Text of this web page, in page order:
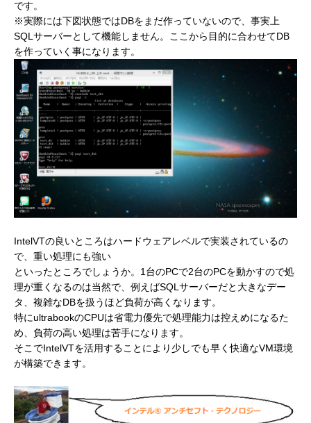
です。
※実際には下図状態ではDBをまだ作っていないので、事実上
SQLサーバーとして機能しません。 ここから目的に合わせてDB
を作っていく事になります。
IntelVTの良いところはハードウェアレベルで実装されているの
で、重い処理にも強い
といったところでしょうか。 1台のPCで2台のPCを動かすので処
理が重くなるのは当然で、例えばSQLサーバーだと大きなデー
タ、複雑なDBを扱うほど負荷が高くなります。
特にultrabookのCPUは省電力優先で処理能力は控えめになるた
め、負荷の高い処理は苦手になります。
そこでIntelVTを活用することにより少しでも早く快適なVM環境
が構築できます。